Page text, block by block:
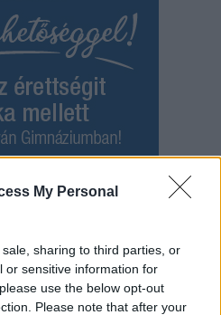
My Personal
sharing to third parties, or
or sensitive information for
use the below opt-out
Please note that after your
Adja
aGDPR-szabályzatot